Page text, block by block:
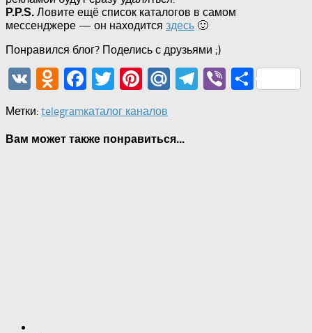
P.P.S. Ловите ещё список каталогов в самом
мессенджере — он находится здесь 🙂
Понравился блог? Поделись с друзьями ;)
VK Odnoklassniki
Facebook
Twitter
Pinterest
Mail.Ru
Telegram
Viber
Метки: telegramкаталог каналов
Вам может также понравиться...